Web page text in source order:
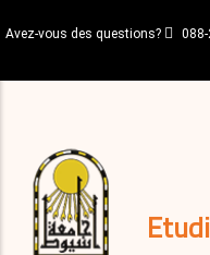
au
principal
Avez-vous des questions?
décisions
Expatriés
Journal